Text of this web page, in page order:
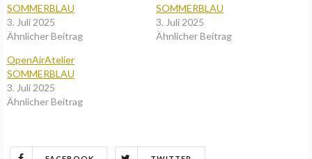
SOMMERBLAU
3. Juli 2025
Ähnlicher Beitrag
SOMMERBLAU
3. Juli 2025
Ähnlicher Beitrag
OpenAirAtelier
SOMMERBLAU
3. Juli 2025
Ähnlicher Beitrag